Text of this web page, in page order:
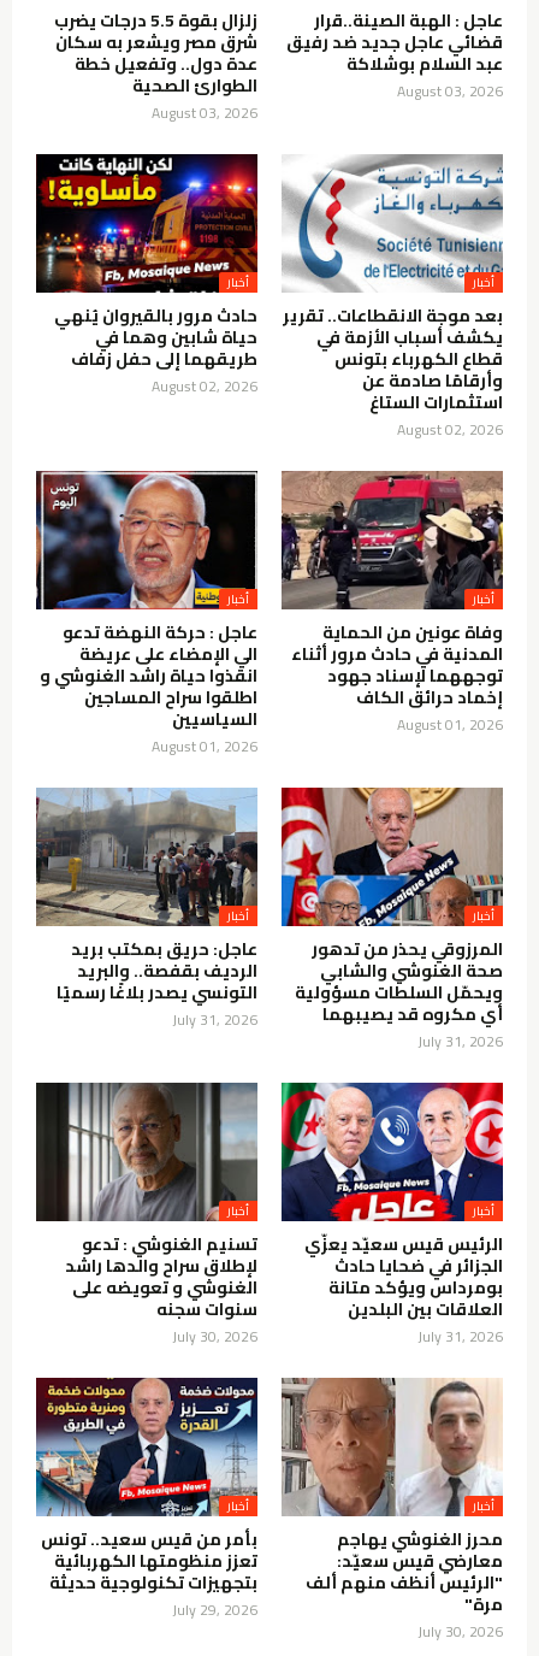
عاجل : الهبة الصينة..قرار
قضائي عاجل جديد ضد رفيق
عبد السلام بوشلاكة
August 03, 2026
زلزال بقوة 5.5 درجات يضرب
شرق مصر ويشعر به سكان
عدة دول.. وتفعيل خطة
الطوارئ الصحية
August 03, 2026
أخبار
بعد موجة الانقطاعات.. تقرير
يكشف أسباب الأزمة في
قطاع الكهرباء بتونس
وأرقامًا صادمة عن
استثمارات الستاغ
August 02, 2026
أخبار
حادث مرور بالقيروان يُنهي
حياة شابين وهما في
طريقهما إلى حفل زفاف
August 02, 2026
أخبار
وفاة عونين من الحماية
المدنية في حادث مرور أثناء
توجههما لإسناد جهود
إخماد حرائق الكاف
August 01, 2026
أخبار
عاجل : حركة النهضة تدعو
الي الإمضاء على عريضة
انقذوا حياة راشد الغنوشي و
اطلقوا سراح المساجين
السياسيين
August 01, 2026
أخبار
المرزوقي يحذر من تدهور
صحة الغنوشي والشابي
ويحمّل السلطات مسؤولية
أي مكروه قد يصيبهما
July 31, 2026
أخبار
عاجل: حريق بمكتب بريد
الرديف بقفصة.. والبريد
التونسي يصدر بلاغًا رسميًا
July 31, 2026
أخبار
الرئيس قيس سعيّد يعزّي
الجزائر في ضحايا حادث
بومرداس ويؤكد متانة
العلاقات بين البلدين
July 31, 2026
أخبار
تسنيم الغنوشي : تدعو
لإطلاق سراح والدها راشد
الغنوشي و تعويضه على
سنوات سجنه
July 30, 2026
أخبار
محرز الغنوشي يهاجم
معارضي قيس سعيّد:
"الرئيس أنظف منهم ألف
مرة"
July 30, 2026
أخبار
بأمر من قيس سعيد.. تونس
تعزز منظومتها الكهربائية
بتجهيزات تكنولوجية حديثة
July 29, 2026